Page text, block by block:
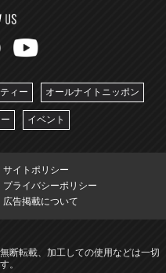
ィー オールナイトニッポン
イベント
サイトポリシー
プライバシーポリシー
広告掲載について
断転載、加工しての使用などは一切
。